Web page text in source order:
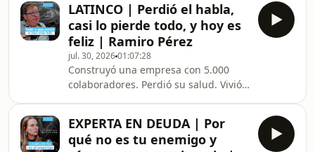
LATINCO | Perdió el habla,
casi lo pierde todo, y hoy es
feliz | Ramiro Pérez
jul. 30, 202601:07:28
Construyó una empresa con 5.000
colaboradores. Perdió su salud. Vivió
etapa de su vida.En este episodio
conversamos con Ramiro Pérez,
EXPERTA EN DEUDA | Por
qué no es tu enemigo y